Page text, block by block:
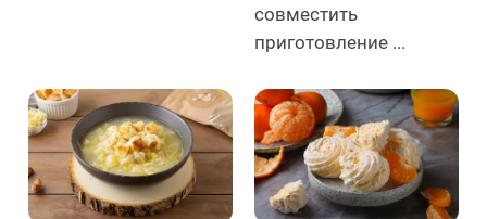
совместить
приготовление ...